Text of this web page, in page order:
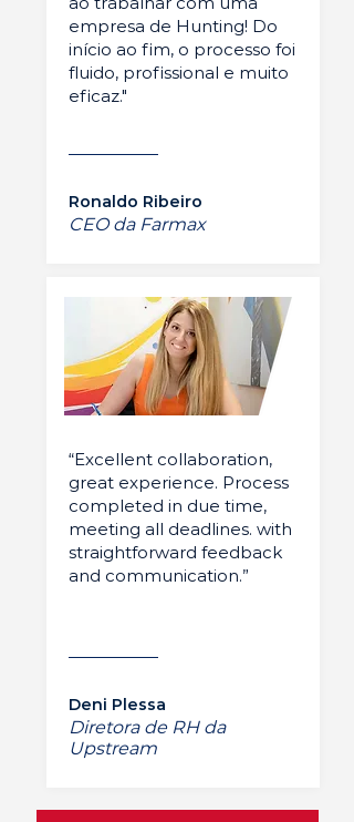
empresa de Hunting! Do
início ao fim, o processo foi
fluido, profissional e muito
eficaz."
Ronaldo Ribeiro
CEO da Farmax
“Excellent collaboration,
great experience. Process
completed in due time,
meeting all deadlines. with
straightforward feedback
and communication.”
Deni Plessa
Diretora de RH da
Upstream